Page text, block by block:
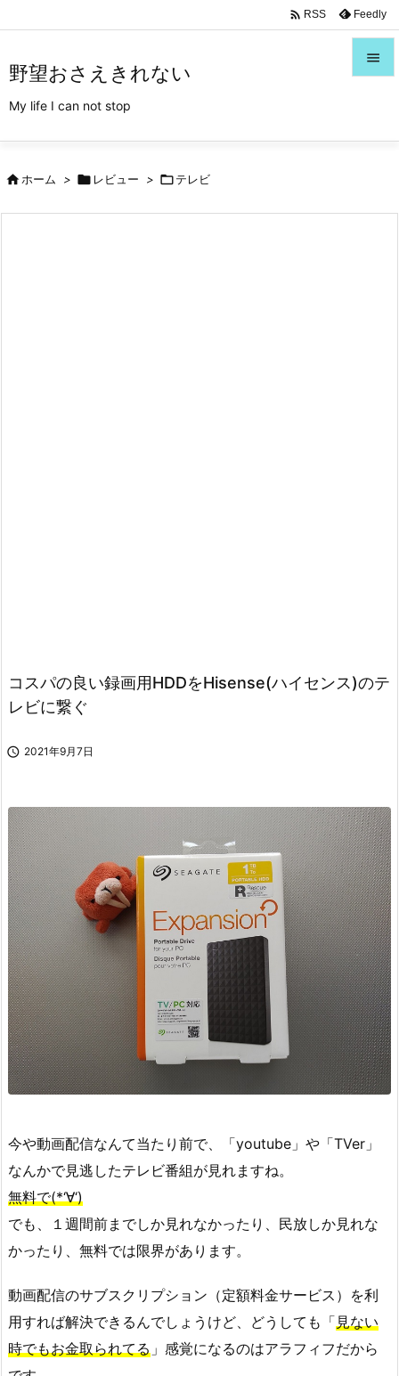
野望おさえきれない
My life I can not stop


 RSS Feedly
ホーム >  レビュー > テレビ
コスパの良い録画用HDDをHisense(ハイセンス)のテ
レビに繋ぐ
 2021年9月7日
今や動画配信なんて当たり前で、「youtube」や「TVer」
なんかで見逃したテレビ番組が見れますね。
無料で(*‘∀‘)
でも、１週間前までしか見れなかったり、民放しか見れな
かったり、無料では限界があります。
動画配信のサブスクリプション（定額料金サービス）を利
用すれば解決できるんでしょうけど、どうしても「見ない
時でもお金取られてる 」感覚になるのはアラフィフだから